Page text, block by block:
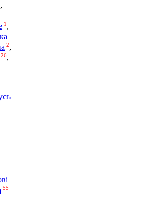
,
1 ,
2,
26,
55